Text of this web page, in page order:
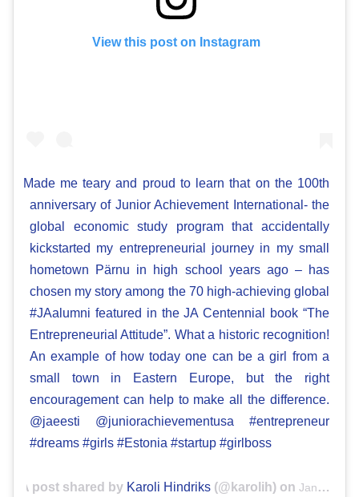
View this post on Instagram
Made me teary and proud to learn that on the 100th
anniversary of Junior Achievement International- the
global economic study program that accidentally
kickstarted my entrepreneurial journey in my small
hometown Pärnu in high school years ago – has
chosen my story among the 70 high-achieving global
#JAalumni featured in the JA Centennial book “The
Entrepreneurial Attitude”. What a historic recognition!
An example of how today one can be a girl from a
small town in Eastern Europe, but the right
encouragement can help to make all the difference.
@jaeesti @juniorachievementusa #entrepreneur
#dreams #girls #Estonia #startup #girlboss
A post shared by Karoli Hindriks(@karolih) on Jan 28, 2019 at 12:56pm PST